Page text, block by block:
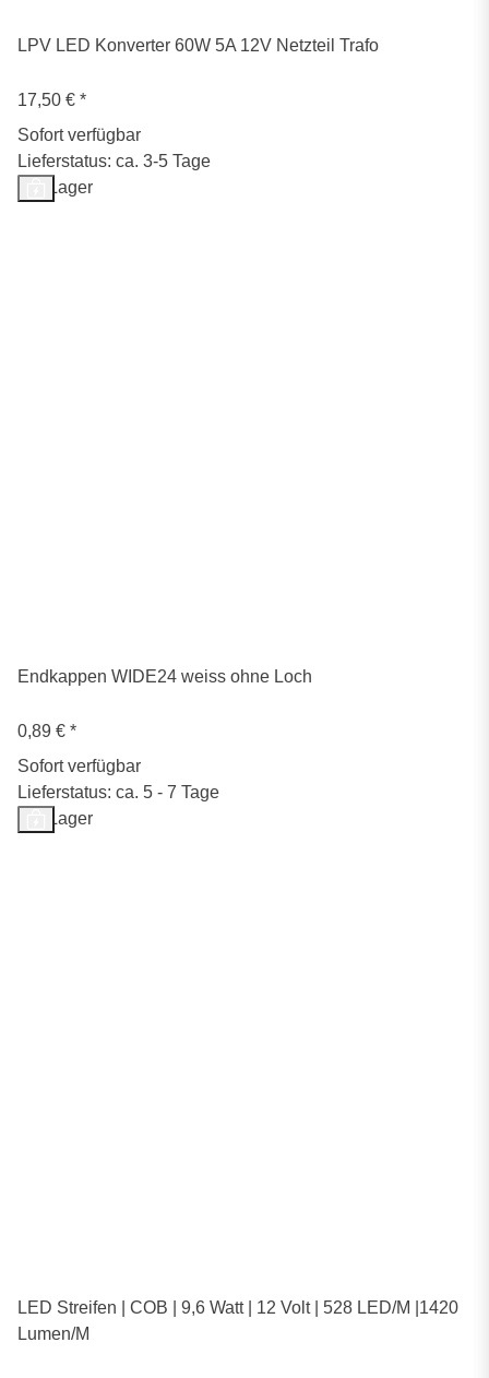
LPV LED Konverter 60W 5A 12V Netzteil Trafo
17,50 € *
Sofort verfügbar
Lieferstatus: ca. 3-5 Tage
Auf Lager
Endkappen WIDE24 weiss ohne Loch
0,89 € *
Sofort verfügbar
Lieferstatus: ca. 5 - 7 Tage
Auf Lager
LED Streifen | COB | 9,6 Watt | 12 Volt | 528 LED/M |1420
Lumen/M